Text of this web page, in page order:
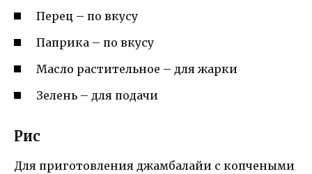
Перец – по вкусу
Паприка – по вкусу
Масло растительное – для жарки
Зелень – для подачи
Рис
Для приготовления джамбалайи с копчеными